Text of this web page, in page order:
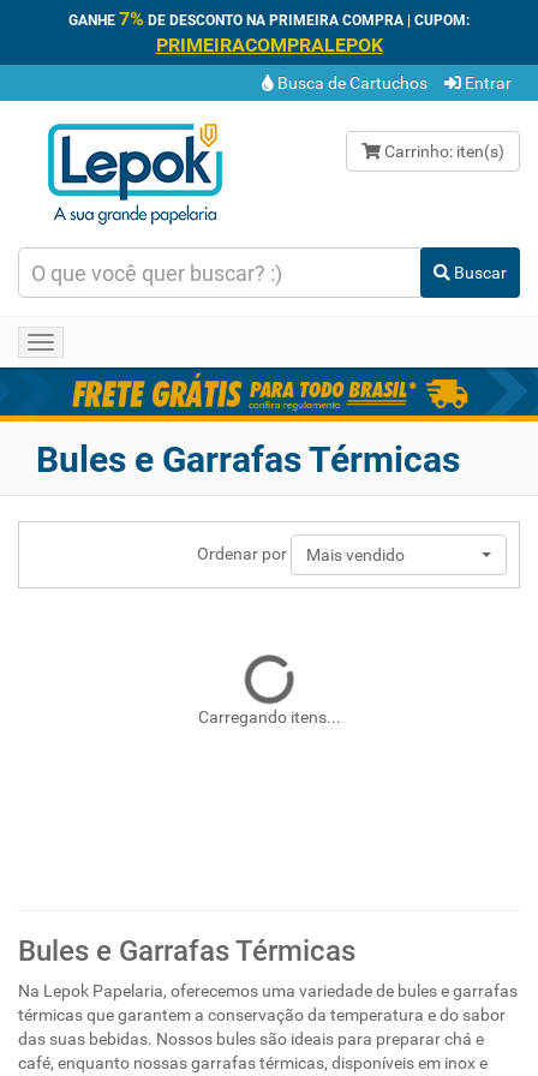
GANHE 7% DE DESCONTO NA PRIMEIRA COMPRA | CUPOM:
PRIMEIRACOMPRALEPOK
Busca de Cartuchos Entrar
Carrinho: iten(s)
Buscar
Toggle
navigation
Bules e Garrafas Térmicas
Ordenar por Mais vendido
Carregando itens...
Bules e Garrafas Térmicas
Na Lepok Papelaria, oferecemos uma variedade de bules e garrafas
térmicas que garantem a conservação da temperatura e do sabor
das suas bebidas. Nossos bules são ideais para preparar chá e
café, enquanto nossas garrafas térmicas, disponíveis em inox e